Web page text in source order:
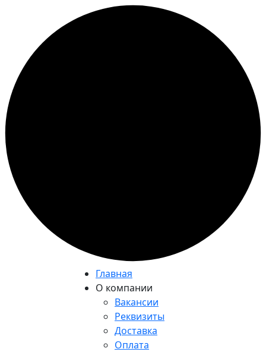
Главная
О компании
Вакансии
Реквизиты
Доставка
Оплата